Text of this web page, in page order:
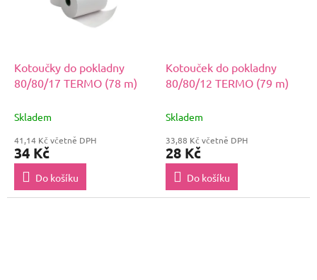
Kotoučky do pokladny
80/80/17 TERMO (78 m)
Skladem
41,14 Kč včetně DPH
34 Kč
Do košíku
Kotouček do pokladny
80/80/12 TERMO (79 m)
Skladem
33,88 Kč včetně DPH
28 Kč
Do košíku